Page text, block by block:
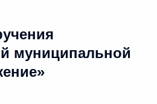
муниципальной